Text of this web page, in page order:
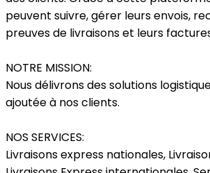
peuvent suivre, gérer leurs envois,
preuves de livraisons et leurs
NOTRE MISSION:
Nous délivrons des solutions
ajoutée à nos clients.
NOS SERVICES:
Livraisons express nationales,